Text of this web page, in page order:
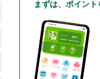
まずは、ポイント